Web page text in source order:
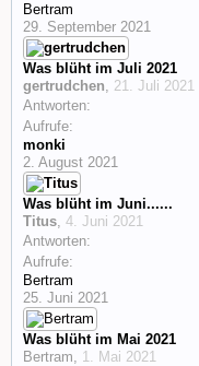
Bertram
29. September 2021
Was blüht im Juli 2021
gertrudchen, 21. Juli 2021
Antworten:
Aufrufe:
monki
2. August 2021
Was blüht im Juni......
Titus, 4. Juni 2021
Antworten:
Aufrufe:
Bertram
25. Juni 2021
Was blüht im Mai 2021
Bertram, 1. Mai 2021